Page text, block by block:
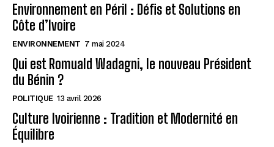
Environnement en Péril : Défis et Solutions en
Côte d’Ivoire
ENVIRONNEMENT 7 mai 2024
Qui est Romuald Wadagni, le nouveau Président
du Bénin ?
POLITIQUE 13 avril 2026
Culture Ivoirienne : Tradition et Modernité en
Équilibre